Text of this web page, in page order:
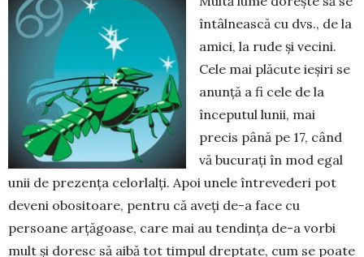
în­tâlnească cu dvs., de la
amici, la rude și vecini.
Cele mai plăcute ieșiri se
anunță a fi cele de la
începutul lunii, mai
precis până pe 17, când
vă bucurați în mod egal
unii de prezența celorlalți. Apoi unele întrevederi pot
deveni obositoare, pentru că aveți de-a face cu
persoane arțăgoase, care mai au tendința de-a vorbi
mult și doresc să aibă tot timpul dreptate, cum se poa­te